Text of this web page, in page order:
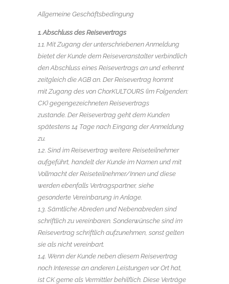
Allgemeine Geschäftsbedingung
1. Abschluss des Reisevertrags
1.1. Mit Zugang der unterschriebenen Anmeldung
bietet der Kunde dem Reiseveranstalter verbindlich
den Abschluss eines Reisevertrags an und erkennt
zeitgleich die AGB an. Der Reisevertrag kommt
mit Zugang des von ChorKULTOURS (im Folgenden:
CK) gegengezeichneten Reisevertrags
zustande. Der Reisevertrag geht dem Kunden
spätestens 14 Tage nach Eingang der Anmeldung
zu.
1.2. Sind im Reisevertrag weitere Reiseteilnehmer
aufgeführt, handelt der Kunde im Namen und mit
Vollmacht der Reiseteilnehmer/Innen und diese
werden ebenfalls Vertragspartner, siehe
gesonderte Vereinbarung in Anlage.
1.3. Sämtliche Abreden und Nebenabreden sind
schriftlich zu vereinbaren. Sonderwünsche sind im
Reisevertrag schriftlich aufzunehmen, sonst gelten
sie als nicht vereinbart.
1.4. Wenn der Kunde neben diesem Reisevertrag
noch Interesse an anderen Leistungen vor Ort hat,
ist CK gerne als Vermittler behilflich. Diese Verträge